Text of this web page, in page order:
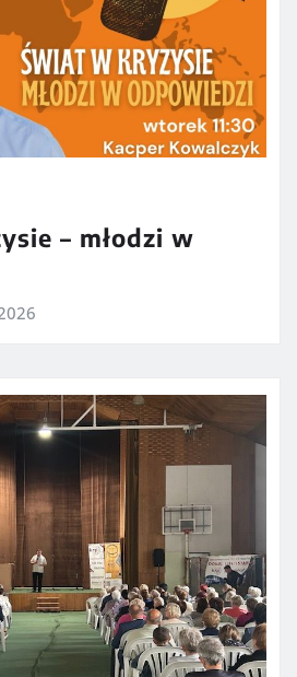
– młodzi w